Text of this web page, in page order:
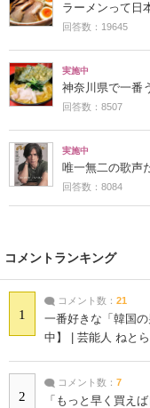
ラーメンって日
回答数：19645
実施中
神奈川県で一番
回答数：8507
実施中
唯一無二の歌声
回答数：8084
コメントランキング
1
コメント数： 21
一番好きな「韓国
中】 | 芸能人 ねと
2
コメント数： 7
「もっと早く買え